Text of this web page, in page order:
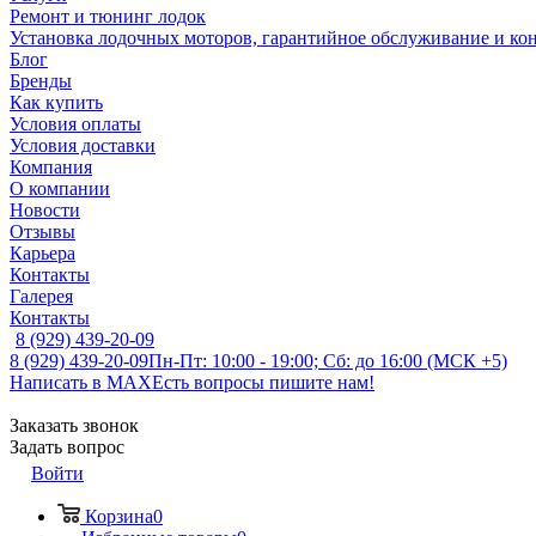
Ремонт и тюнинг лодок
Установка лодочных моторов, гарантийное обслуживание и
Блог
Бренды
Как купить
Условия оплаты
Условия доставки
Компания
О компании
Новости
Отзывы
Карьера
Контакты
Галерея
Контакты
8 (929) 439-20-09
8 (929) 439-20-09Пн-Пт: 10:00 - 19:00; Сб: до 16:00 (МСК +5)
Написать в MAXЕсть вопросы пишите нам!
Заказать звонок
Задать вопрос
Войти
Корзина0